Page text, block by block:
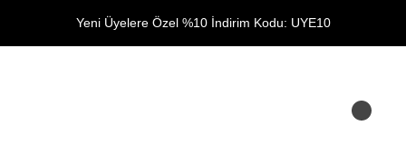
Yeni Üyelere Özel %10 İndirim Kodu: UYE10